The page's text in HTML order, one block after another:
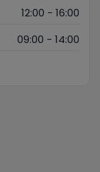
12:00 - 16:00
09:00 - 14:00